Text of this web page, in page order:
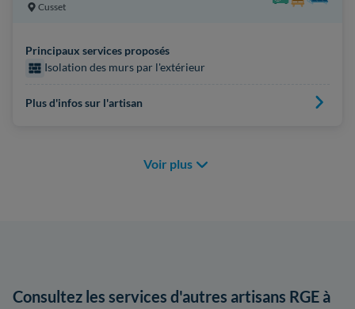
Cusset
Principaux services proposés
Isolation des murs par l'extérieur
Plus d'infos sur l'artisan
Voir plus
Consultez les services d'autres artisans RGE à